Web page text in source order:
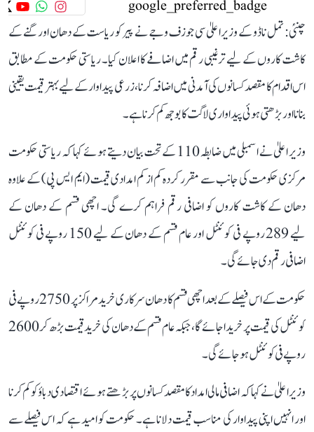
چنئی: تمل ناڈو کے وزیر اعلیٰ سی جوزف وجے نے پیر کو ریاست کے دھان اور گنے کے
کاشت کاروں کے لیے ترغیبی رقم میں اضافے کا اعلان کیا۔ ریاستی حکومت کے مطابق
اس اقدام کا مقصد کسانوں کی آمدنی میں اضافہ کرنا، زرعی پیداوار کے لیے بہتر قیمت یقینی
بنانا اور بڑھتی ہوئی پیداواری لاگت کا بوجھ کم کرنا ہے۔
وزیر اعلیٰ نے اسمبلی میں ضابطہ 110 کے تحت بیان دیتے ہوئے کہا کہ ریاستی حکومت
مرکزی حکومت کی جانب سے مقرر کردہ کم از کم امدادی قیمت (ایم ایس پی) کے علاوہ
دھان کے کاشت کاروں کو اضافی رقم فراہم کرے گی۔ اچھی قسم کے دھان کے
لیے 289 روپے فی کوئنٹل اور عام قسم کے دھان کے لیے 150 روپے فی کوئنٹل
اضافی رقم دی جائے گی۔
حکومت کے اس فیصلے کے بعد اچھی قسم کا دھان سرکاری خرید مراکز پر 2750 روپے فی
کوئنٹل کی قیمت پر خریدا جائے گا، جبکہ عام قسم کے دھان کی خرید قیمت بڑھ کر 2600
روپے فی کوئنٹل ہو جائے گی۔
وزیر اعلیٰ نے کہا کہ اضافی مالی امداد کا مقصد کسانوں پر بڑھتے ہوئے اقتصادی دباؤ کو کم کرنا
اور انہیں اپنی پیداوار کی مناسب قیمت دلانا ہے۔ حکومت کو امید ہے کہ اس فیصلے سے